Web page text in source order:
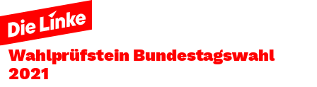
Wahlprüfstein Bundestagswahl
2021